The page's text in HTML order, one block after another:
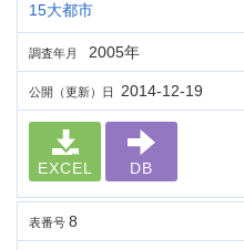
15大都市
調査年月 2005年
公開（更新）日 2014-12-19
EXCEL DB
表番号 8